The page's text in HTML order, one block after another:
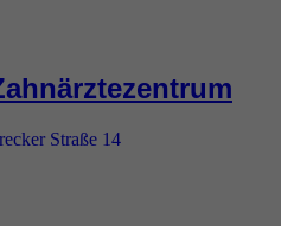
Straße 14